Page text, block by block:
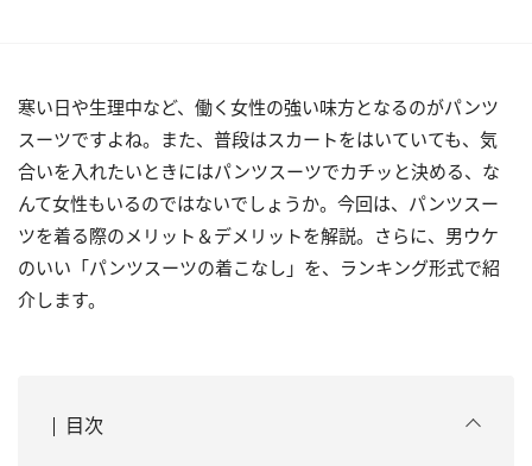
寒い日や生理中など、働く女性の強い味方となるのがパンツ
スーツですよね。また、普段はスカートをはいていても、気
合いを入れたいときにはパンツスーツでカチッと決める、な
んて女性もいるのではないでしょうか。今回は、パンツスー
ツを着る際のメリット＆デメリットを解説。さらに、男ウケ
のいい「パンツスーツの着こなし」を、ランキング形式で紹
介します。
目次